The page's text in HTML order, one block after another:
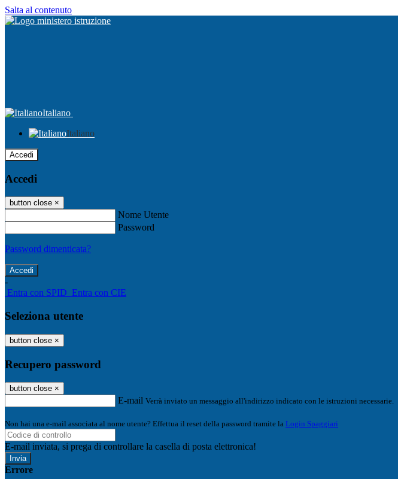
Salta al contenuto
Italiano
Italiano
Accedi
Accedi
button close ×
Nome Utente
Password
Password dimenticata?
-
Entra con SPID Entra con CIE
Seleziona utente
button close ×
Recupero password
button close ×
E-mail Verrà inviato un messaggio all'indirizzo indicato con le istruzioni necessarie.
Non hai una e-mail associata al nome utente? Effettua il reset della password tramite la Login Spaggiari
E-mail inviata, si prega di controllare la casella di posta elettronica!
Errore